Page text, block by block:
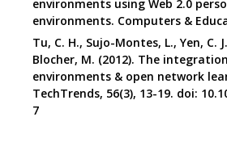
environments using Web 2.0
environments. Computers &
Tu, C. H., Sujo-Montes, L., Yen, C.
Blocher, M. (2012). The
environments & open network
TechTrends, 56(3), 13-19. doi:
7